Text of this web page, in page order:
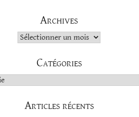
Archives
Archives
Catégories
Articles récents